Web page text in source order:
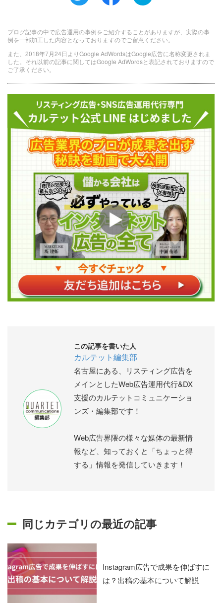
ブログ記事の中で広告運用の事例をご紹介することがありますが、実際の事
例を一部加工した内容となっておりますのでご留意ください。
また、2018年7月24日よりGoogle AdWordsはGoogle広告に名称変更されま
した。それ以前の記事に関してはGoogle AdWordsと表記されておりますので
ご了承ください。
この記事を書いた人
カルテット編集部
名古屋にある、リスティング広告を
メインとしたWeb広告運用代行&DX
支援のカルテットコミュニケーショ
ンズ・編集部です！
Web広告界隈の様々な媒体の最新情
報など、知っておくと「ちょっと得
する」情報を発信していきます！
同じカテゴリの最近の記事
Instagram広告で成果を伸ばすに
は？出稿の基本について解説